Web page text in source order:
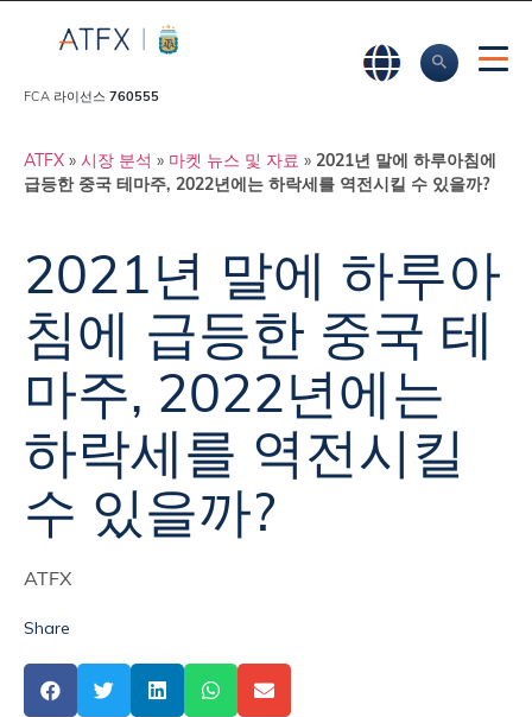
FCA 라이선스 760555
ATFX » 시장 분석 » 마켓 뉴스 및 자료 » 2021년 말에 하루아침에
급등한 중국 테마주, 2022년에는 하락세를 역전시킬 수 있을까?
2021년 말에 하루아
침에 급등한 중국 테
마주, 2022년에는
하락세를 역전시킬
수 있을까?
ATFX
Share